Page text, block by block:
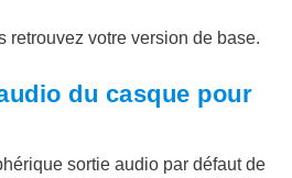
retrouvez votre version de base.
du casque pour
sortie audio par défaut de